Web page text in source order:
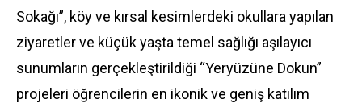
Sokağı”, köy ve kırsal kesimlerdeki okullara yapılan
ziyaretler ve küçük yaşta temel sağlığı aşılayıcı
sunumların gerçekleştirildiği “Yeryüzüne Dokun”
projeleri öğrencilerin en ikonik ve geniş katılım